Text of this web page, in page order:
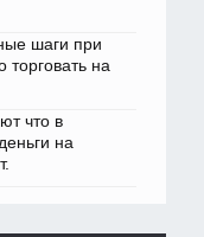
шаги при
торговать на
что в
на